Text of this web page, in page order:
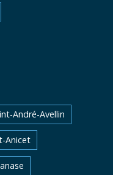
André-Avellin
Anicet